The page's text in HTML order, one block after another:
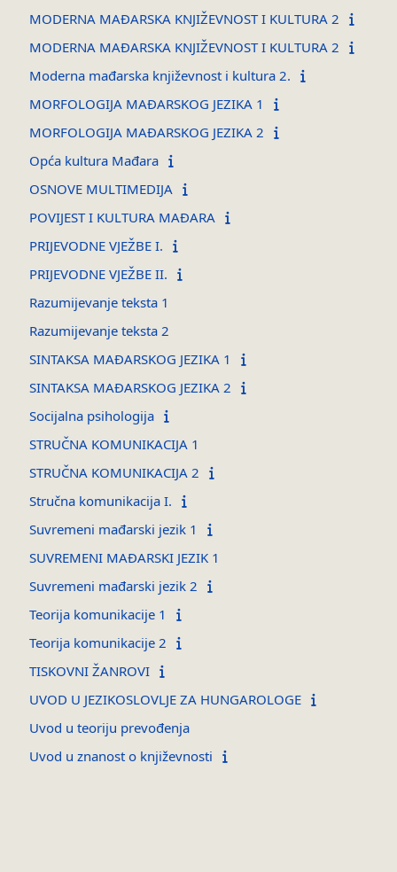
MODERNA MAĐARSKA KNJIŽEVNOST I KULTURA 2
MODERNA MAĐARSKA KNJIŽEVNOST I KULTURA 2
Moderna mađarska književnost i kultura 2.
MORFOLOGIJA MAĐARSKOG JEZIKA 1
MORFOLOGIJA MAĐARSKOG JEZIKA 2
Opća kultura Mađara
OSNOVE MULTIMEDIJA
POVIJEST I KULTURA MAĐARA
PRIJEVODNE VJEŽBE I.
PRIJEVODNE VJEŽBE II.
Razumijevanje teksta 1
Razumijevanje teksta 2
SINTAKSA MAĐARSKOG JEZIKA 1
SINTAKSA MAĐARSKOG JEZIKA 2
Socijalna psihologija
STRUČNA KOMUNIKACIJA 1
STRUČNA KOMUNIKACIJA 2
Stručna komunikacija I.
Suvremeni mađarski jezik 1
SUVREMENI MAĐARSKI JEZIK 1
Suvremeni mađarski jezik 2
Teorija komunikacije 1
Teorija komunikacije 2
TISKOVNI ŽANROVI
UVOD U JEZIKOSLOVLJE ZA HUNGAROLOGE
Uvod u teoriju prevođenja
Uvod u znanost o književnosti